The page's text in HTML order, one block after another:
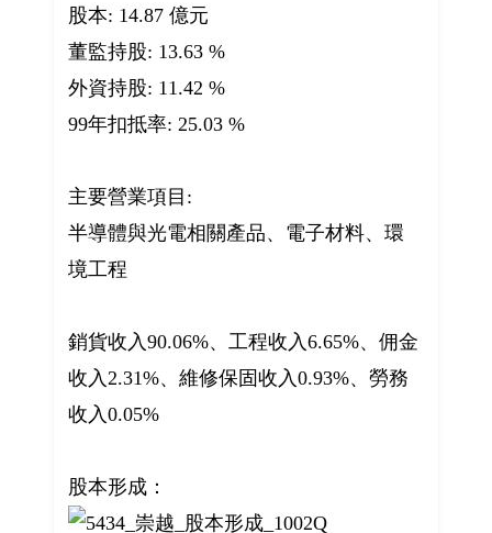
股本: 14.87 億元
董監持股: 13.63 %
外資持股: 11.42 %
99年扣抵率: 25.03 %
主要營業項目:
半導體與光電相關產品、電子材料、環
境工程
銷貨收入90.06%、工程收入6.65%、佣金
收入2.31%、維修保固收入0.93%、勞務
收入0.05%
股本形成：